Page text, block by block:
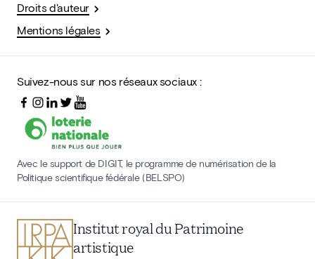
Droits d'auteur
Mentions légales
Suivez-nous sur nos réseaux sociaux :
Avec le support de DIGIT, le programme de numérisation de la
Politique scientifique fédérale (BELSPO)
Institut royal du Patrimoine
artistique